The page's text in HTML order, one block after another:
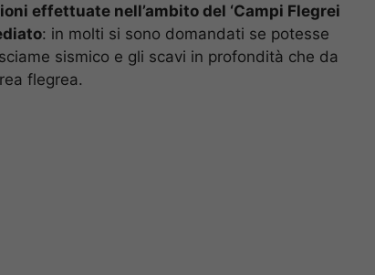
effettuate nell’ambito del ‘Campi Flegrei
: in molti si sono domandati se potesse
sismico e gli scavi in profondità che da
flegrea.